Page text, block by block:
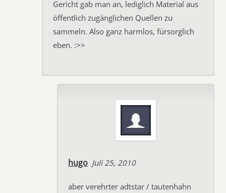
Gericht gab man an, lediglich Material aus
öffentlich zugänglichen Quellen zu
sammeln. Also ganz harmlos, fürsorglich
eben. :>>
hugo Juli 25, 2010
aber verehrter adtstar / tautenhahn